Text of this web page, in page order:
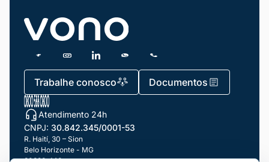
Dicas e Tutoriais
Gestão de Condomínios
Gestão de Frotas
Gestão de Negócios
Gestão de pessoas e Liderança
Gestão Financeira
Trabalhe conosco Documentos
Atendimento 24h
CNPJ: 30.842.345/0001-53
R. Haití, 30 – Sion
Belo Horizonte - MG